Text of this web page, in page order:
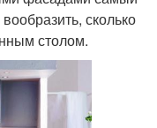
сколько
столом.